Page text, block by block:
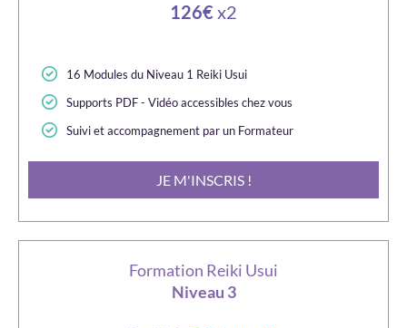
126€ x2
16 Modules du Niveau 1 Reiki Usui
Supports PDF - Vidéo accessibles chez vous
Suivi et accompagnement par un Formateur
JE M'INSCRIS !
Formation Reiki Usui
Niveau 3